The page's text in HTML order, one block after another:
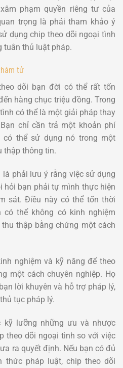
phạm quyền riêng tư của
trọng là phải tham khảo ý
dụng chip theo dõi ngoại tình
tuân thủ luật pháp.
tử
dõi bạn đời có thể rất tốn
hàng chục triệu đồng. Trong
có thể là một giải pháp thay
chỉ cần trả một khoản phí
thể sử dụng nó trong một
thập thông tin.
phải lưu ý rằng việc sử dụng
hỏi bạn phải tự mình thực hiện
sát. Điều này có thể tốn thời
thể không có kinh nghiệm
thập bằng chứng một cách
nghiệm và kỹ năng để theo
một cách chuyên nghiệp. Họ
lời khuyên và hỗ trợ pháp lý,
tục pháp lý.
kỹ lưỡng những ưu và nhược
theo dõi ngoại tình so với việc
ra quyết định. Nếu bạn có đủ
thức pháp luật, chip theo dõi